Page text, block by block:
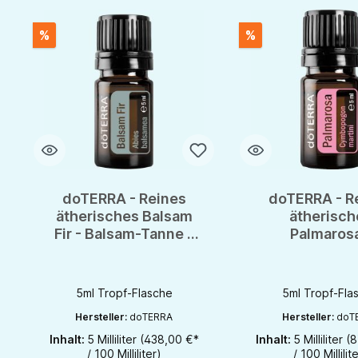
%
doTERRA - Reines
ätherisches Balsam
Fir - Balsam-Tanne -
5ml Tropf-Flasche
Hersteller: doTERRA
Inhalt: 5 Milliliter (438,00 €*
/ 100 Milliliter)
Produkt Anzahl: Gib den gewünschten Wert ein oder
%
doTERRA -
5ml Tropf-
Hersteller:
Inhalt: 5 Milliliter
/ 100
Produkt Anzahl: